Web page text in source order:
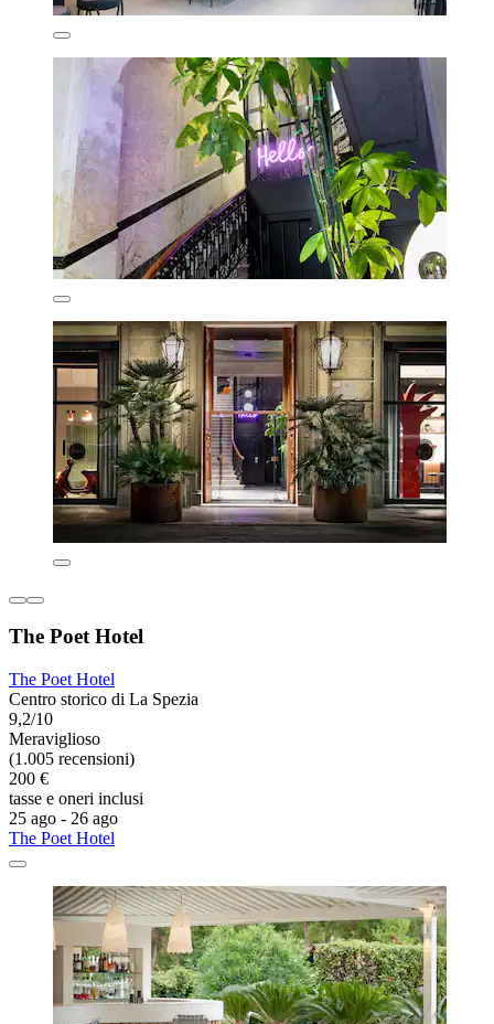
The Poet Hotel
The Poet Hotel
Centro storico di La Spezia
9,2/10
Meraviglioso
(1.005 recensioni)
200 €
tasse e oneri inclusi
25 ago - 26 ago
The Poet Hotel